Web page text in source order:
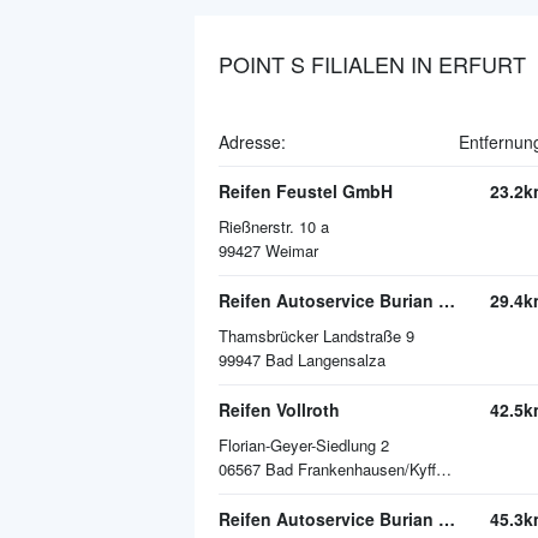
POINT S FILIALEN IN ERFURT
Adresse:
Reifen Feustel GmbH
Rießnerstr. 10 a
99427 Weimar
Reifen Autoservice Burian GmbH & Co. KG
Thamsbrücker Landstraße 9
99947 Bad Langensalza
Reifen Vollroth
Florian-Geyer-Siedlung 2
06567 Bad Frankenhausen/Kyffhäuser
Reifen Autoservice Burian GmbH & Co. KG